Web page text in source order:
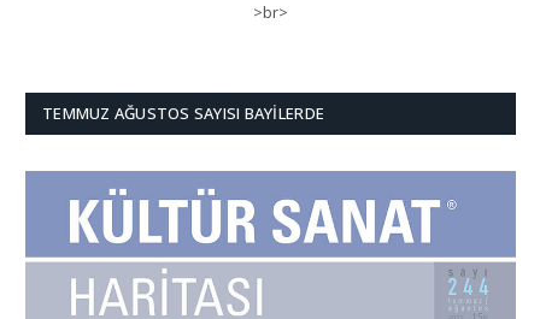
>br>
TEMMUZ AĞUSTOS SAYISI BAYILERDE